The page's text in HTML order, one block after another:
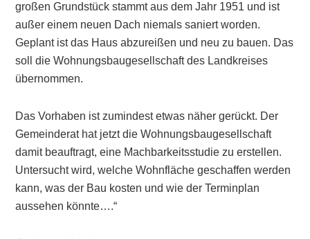
großen Grundstück stammt aus dem Jahr 1951 und ist
außer einem neuen Dach niemals saniert worden.
Geplant ist das Haus abzureißen und neu zu bauen. Das
soll die Wohnungsbaugesellschaft des Landkreises
übernommen.
Das Vorhaben ist zumindest etwas näher gerückt. Der
Gemeinderat hat jetzt die Wohnungsbaugesellschaft
damit beauftragt, eine Machbarkeitsstudie zu erstellen.
Untersucht wird, welche Wohnfläche geschaffen werden
kann, was der Bau kosten und wie der Terminplan
aussehen könnte….“